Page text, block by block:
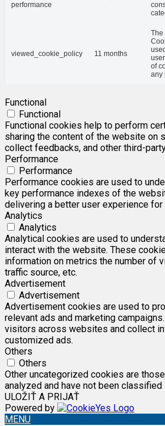
performance
viewed_cookie_policy 11 months
The
of
any
Functional
Functional
Functional cookies help to perform
sharing the content of the website on
collect feedbacks, and other third-
Performance
Performance
Performance cookies are used to
key performance indexes of the
delivering a better user experience
Analytics
Analytics
Analytical cookies are used to
interact with the website. These
information on metrics the number of
traffic source, etc.
Advertisement
Advertisement
Advertisement cookies are used to
relevant ads and marketing
visitors across websites and collect
customized ads.
Others
Others
Other uncategorized cookies are
analyzed and have not been
ULOŽIŤ A PRIJAŤ
Powered by
MENU